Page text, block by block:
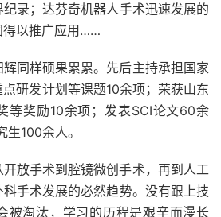
录；达芬奇机器人手术迅速发展的
得以推广应用……
样硕果累累。先后主持承担国家
研发计划等课题10余项；荣获山东
等奖励10余项；发表SCI论文60余
100余人。
手术到腔镜微创手术，再到人工
手术发展的必然趋势。没有跟上技
被淘汰，学习的历程是艰辛而漫长